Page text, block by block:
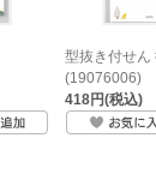
型抜き付せん
(19076006)
418円(税込)